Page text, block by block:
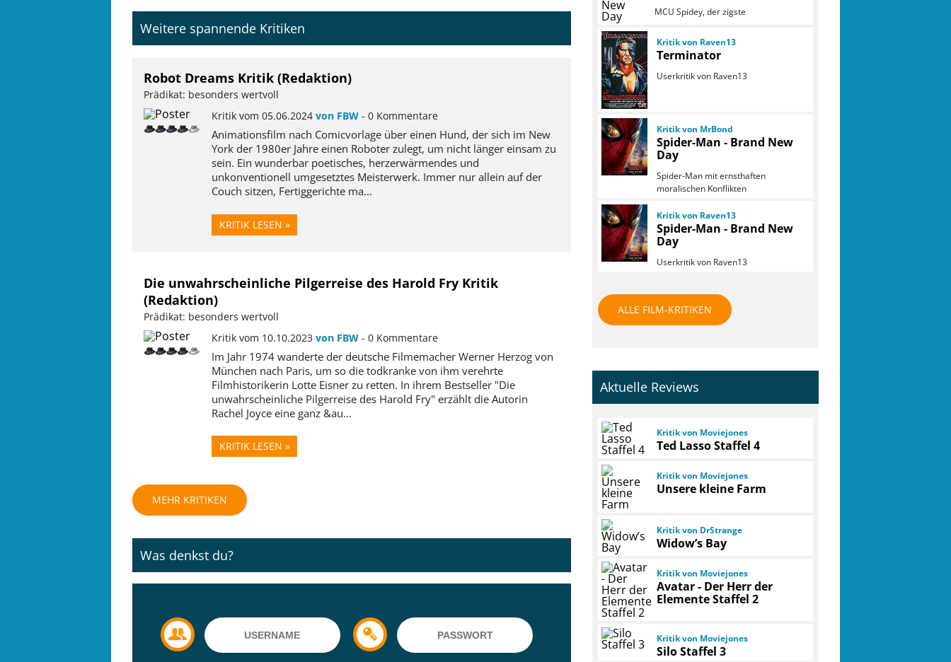
Weitere spannende Kritiken
Robot Dreams Kritik (Redaktion)
Prädikat: besonders wertvoll
Kritik vom 05.06.2024 von FBW - 0 Kommentare
Animationsfilm nach Comicvorlage über einen Hund, der sich im New
York der 1980er Jahre einen Roboter zulegt, um nicht länger einsam zu
sein. Ein wunderbar poetisches, herzerwärmendes und
unkonventionell umgesetztes Meisterwerk. Immer nur allein auf der
Couch sitzen, Fertiggerichte ma...
KRITIK LESEN »
Die unwahrscheinliche Pilgerreise des Harold Fry Kritik
(Redaktion)
Prädikat: besonders wertvoll
Kritik vom 10.10.2023 von FBW - 0 Kommentare
Im Jahr 1974 wanderte der deutsche Filmemacher Werner Herzog von
München nach Paris, um so die todkranke von ihm verehrte
Filmhistorikerin Lotte Eisner zu retten. In ihrem Bestseller "Die
unwahrscheinliche Pilgerreise des Harold Fry" erzählt die Autorin
Rachel Joyce eine ganz &au...
KRITIK LESEN »
MEHR KRITIKEN
Was denkst du?
MCU Spidey, der zigste
Kritik von Raven13
Terminator
Userkritik von Raven13
Kritik von MrBond
Spider-Man - Brand New
Day
Spider-Man mit ernsthaften
moralischen Konflikten
Kritik von Raven13
Spider-Man - Brand New
Day
Userkritik von Raven13
ALLE FILM-KRITIKEN
Aktuelle Reviews
Kritik von Moviejones
Ted Lasso Staffel 4
Kritik von Moviejones
Unsere kleine Farm
Kritik von DrStrange
Widow’s Bay
Kritik von Moviejones
Avatar - Der Herr der
Elemente Staffel 2
Kritik von Moviejones
Silo Staffel 3